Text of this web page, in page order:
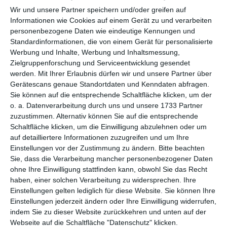
Wir und unsere Partner speichern und/oder greifen auf
Informationen wie Cookies auf einem Gerät zu und verarbeiten
personenbezogene Daten wie eindeutige Kennungen und
Standardinformationen, die von einem Gerät für personalisierte
Werbung und Inhalte, Werbung und Inhaltsmessung,
Zielgruppenforschung und Serviceentwicklung gesendet
werden. Mit Ihrer Erlaubnis dürfen wir und unsere Partner über
Gerätescans genaue Standortdaten und Kenndaten abfragen.
Sie können auf die entsprechende Schaltfläche klicken, um der
o. a. Datenverarbeitung durch uns und unsere 1733 Partner
zuzustimmen. Alternativ können Sie auf die entsprechende
Schaltfläche klicken, um die Einwilligung abzulehnen oder um
auf detailliertere Informationen zuzugreifen und um Ihre
Einstellungen vor der Zustimmung zu ändern. Bitte beachten
Sie, dass die Verarbeitung mancher personenbezogener Daten
ohne Ihre Einwilligung stattfinden kann, obwohl Sie das Recht
haben, einer solchen Verarbeitung zu widersprechen. Ihre
Einstellungen gelten lediglich für diese Website. Sie können Ihre
Einstellungen jederzeit ändern oder Ihre Einwilligung widerrufen,
indem Sie zu dieser Website zurückkehren und unten auf der
Webseite auf die Schaltfläche "Datenschutz" klicken.
per E-Mail(kostenlos)
TEILEN
Facebook, Twitter, WhatsApp, ...
WEITERE KARTEN IN DIESEN
KATEGORIEN ANSEHEN
Feiertage, Festtage
Ehrentage
Muttertag